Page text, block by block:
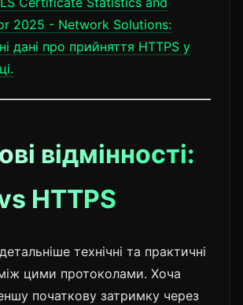
2025 - Network Solutions:
дані про прийняття HTTPS у
відмінності:
HTTPS
технічні та практичні
між цими протоколами. Хоча
початкову затримку через